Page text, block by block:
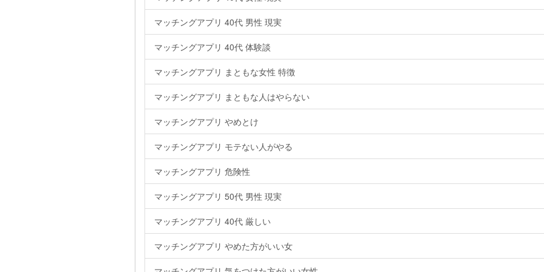
マッチングアプリ 40代 男性 現実
マッチングアプリ 40代 体験談
マッチングアプリ まともな女性 特徴
マッチングアプリ まともな人はやらない
マッチングアプリ やめとけ
マッチングアプリ モテない人がやる
マッチングアプリ 危険性
マッチングアプリ 50代 男性 現実
マッチングアプリ 40代 厳しい
マッチングアプリ やめた方がいい女